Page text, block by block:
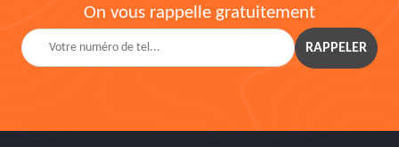
On vous rappelle gratuitement